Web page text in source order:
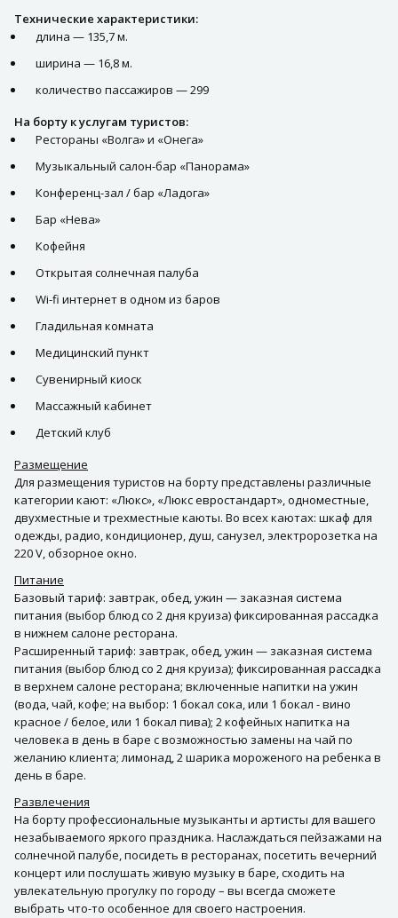
Технические характеристики:
длина — 135,7 м.
ширина — 16,8 м.
количество пассажиров — 299
На борту к услугам туристов:
Рестораны «Волга» и «Онега»
Музыкальный салон-бар «Панорама»
Конференц-зал / бар «Ладога»
Бар «Нева»
Кофейня
Открытая солнечная палуба
Wi-fi интернет в одном из баров
Гладильная комната
Медицинский пункт
Сувенирный киоск
Массажный кабинет
Детский клуб
Размещение
Для размещения туристов на борту представлены различные
категории кают: «Люкс», «Люкс евростандарт», одноместные,
двухместные и трехместные каюты. Во всех каютах: шкаф для
одежды, радио, кондиционер, душ, санузел, электророзетка на
220 V, обзорное окно.
Питание
Базовый тариф: завтрак, обед, ужин — заказная система
питания (выбор блюд со 2 дня круиза) фиксированная рассадка
в нижнем салоне ресторана.
Расширенный тариф: завтрак, обед, ужин — заказная система
питания (выбор блюд со 2 дня круиза); фиксированная рассадка
в верхнем салоне ресторана; включенные напитки на ужин
(вода, чай, кофе; на выбор: 1 бокал сока, или 1 бокал - вино
красное / белое, или 1 бокал пива); 2 кофейных напитка на
человека в день в баре с возможностью замены на чай по
желанию клиента; лимонад, 2 шарика мороженого на ребенка в
день в баре.
Развлечения
На борту профессиональные музыканты и артисты для вашего
незабываемого яркого праздника. Наслаждаться пейзажами на
солнечной палубе, посидеть в ресторанах, посетить вечерний
концерт или послушать живую музыку в баре, сходить на
увлекательную прогулку по городу – вы всегда сможете
выбрать что-то особенное для своего настроения.